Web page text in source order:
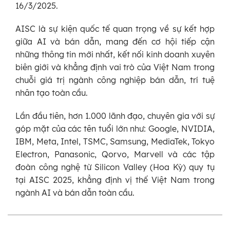
16/3/2025.
AISC là sự kiện quốc tế quan trọng về sự kết hợp
giữa AI và bán dẫn, mang đến cơ hội tiếp cận
những thông tin mới nhất, kết nối kinh doanh xuyên
biên giới và khẳng định vai trò của Việt Nam trong
chuỗi giá trị ngành công nghiệp bán dẫn, trí tuệ
nhân tạo toàn cầu.
Lần đầu tiên, hơn 1.000 lãnh đạo, chuyên gia với sự
góp mặt của các tên tuổi lớn như: Google, NVIDIA,
IBM, Meta, Intel, TSMC, Samsung, MediaTek, Tokyo
Electron, Panasonic, Qorvo, Marvell và các tập
đoàn công nghệ từ Silicon Valley (Hoa Kỳ) quy tụ
tại AISC 2025, khẳng định vị thế Việt Nam trong
ngành AI và bán dẫn toàn cầu.